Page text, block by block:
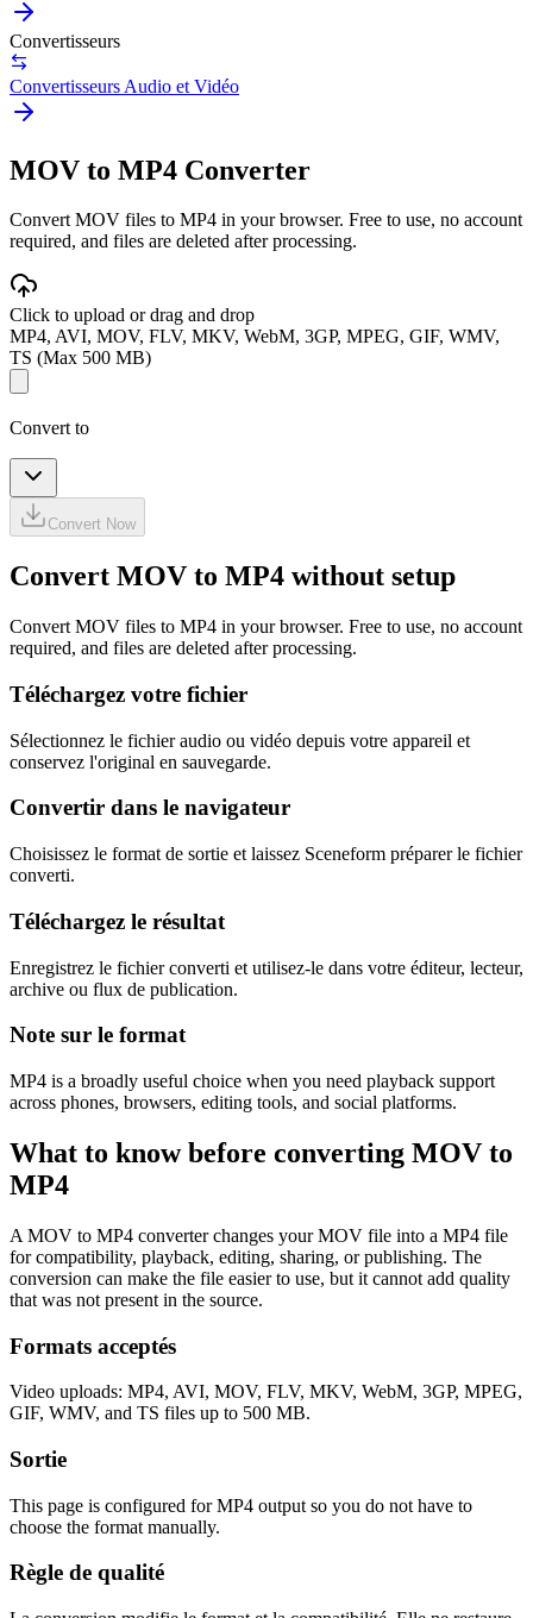
Convertisseurs
Convertisseurs Audio et Vidéo
MOV to MP4 Converter
Convert MOV files to MP4 in your browser. Free to use, no account
required, and files are deleted after processing.
Click to upload or drag and drop
MP4, AVI, MOV, FLV, MKV, WebM, 3GP, MPEG, GIF, WMV,
TS (Max 500 MB)
Convert to
Convert Now
Convert MOV to MP4 without setup
Convert MOV files to MP4 in your browser. Free to use, no account
required, and files are deleted after processing.
Téléchargez votre fichier
Sélectionnez le fichier audio ou vidéo depuis votre appareil et
conservez l'original en sauvegarde.
Convertir dans le navigateur
Choisissez le format de sortie et laissez Sceneform préparer le fichier
converti.
Téléchargez le résultat
Enregistrez le fichier converti et utilisez-le dans votre éditeur, lecteur,
archive ou flux de publication.
Note sur le format
MP4 is a broadly useful choice when you need playback support
across phones, browsers, editing tools, and social platforms.
What to know before converting MOV to
MP4
A MOV to MP4 converter changes your MOV file into a MP4 file
for compatibility, playback, editing, sharing, or publishing. The
conversion can make the file easier to use, but it cannot add quality
that was not present in the source.
Formats acceptés
Video uploads: MP4, AVI, MOV, FLV, MKV, WebM, 3GP, MPEG,
GIF, WMV, and TS files up to 500 MB.
Sortie
This page is configured for MP4 output so you do not have to
choose the format manually.
Règle de qualité